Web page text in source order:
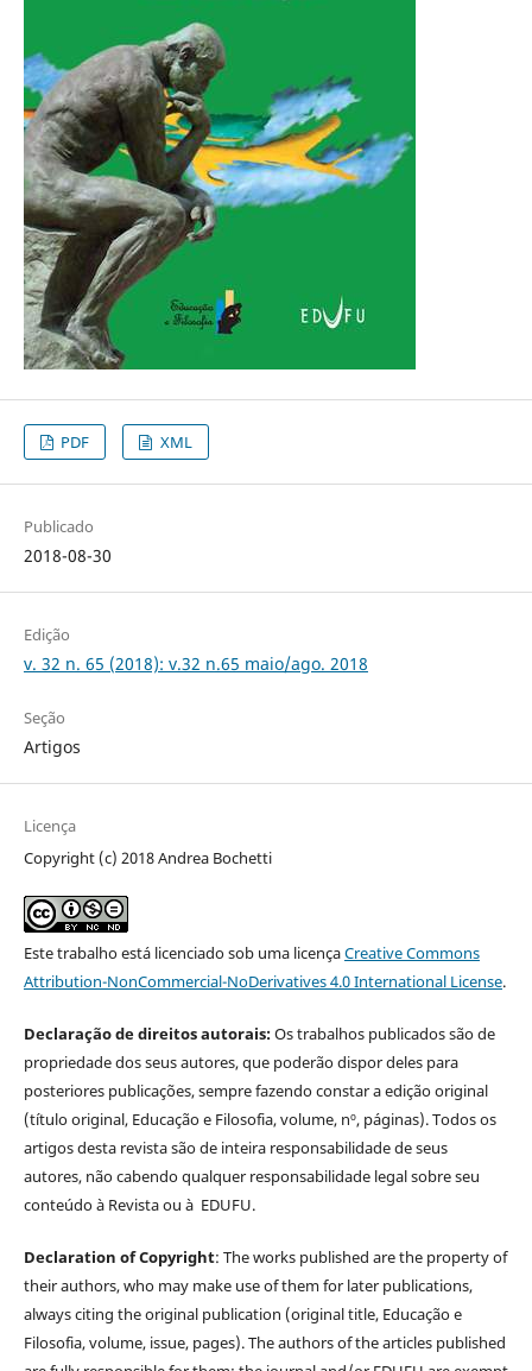
PDF XML
Publicado
2018-08-30
Edição
v. 32 n. 65 (2018): v.32 n.65 maio/ago. 2018
Seção
Artigos
Licença
Copyright (c) 2018 Andrea Bochetti
Este trabalho está licenciado sob uma licençaCreative Commons
Attribution-NonCommercial-NoDerivatives 4.0 International License.
Declaração de direitos autorais:Os trabalhos publicados são de
propriedade dos seus autores, que poderão dispor deles para
posteriores publicações, sempre fazendo constar a edição original
(título original, Educação e Filosofia, volume, nº, páginas). Todos os
artigos desta revista são de inteira responsabilidade de seus
autores, não cabendo qualquer responsabilidade legal sobre seu
conteúdo à Revista ou à EDUFU.
Declaration of Copyright: The works published are the property of
their authors, who may make use of them for later publications,
always citing the original publication (original title, Educação e
Filosofia, volume, issue, pages). The authors of the articles published